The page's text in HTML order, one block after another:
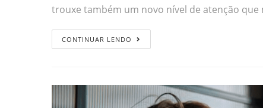
trouxe também um novo nível de atenção
CONTINUAR LENDO